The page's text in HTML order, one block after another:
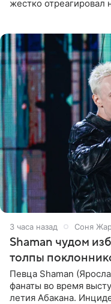
жестко отреагировал
3 часа назад Соня
Shaman чудом
толпы
Певца Shaman
фанаты во время
летия Абакана.